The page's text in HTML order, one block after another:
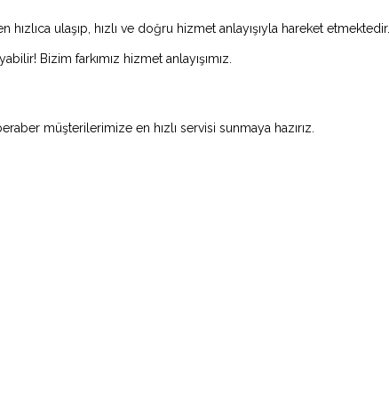
ulaşıp, hızlı ve doğru hizmet anlayışıyla hareket etmektedir.
Bizim farkımız hizmet anlayışımız.
müşterilerimize en hızlı servisi sunmaya hazırız.